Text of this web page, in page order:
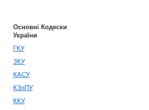
Основні Кодески
України
ГКУ
ЗКУ
КАСУ
КЗпПУ
ККУ